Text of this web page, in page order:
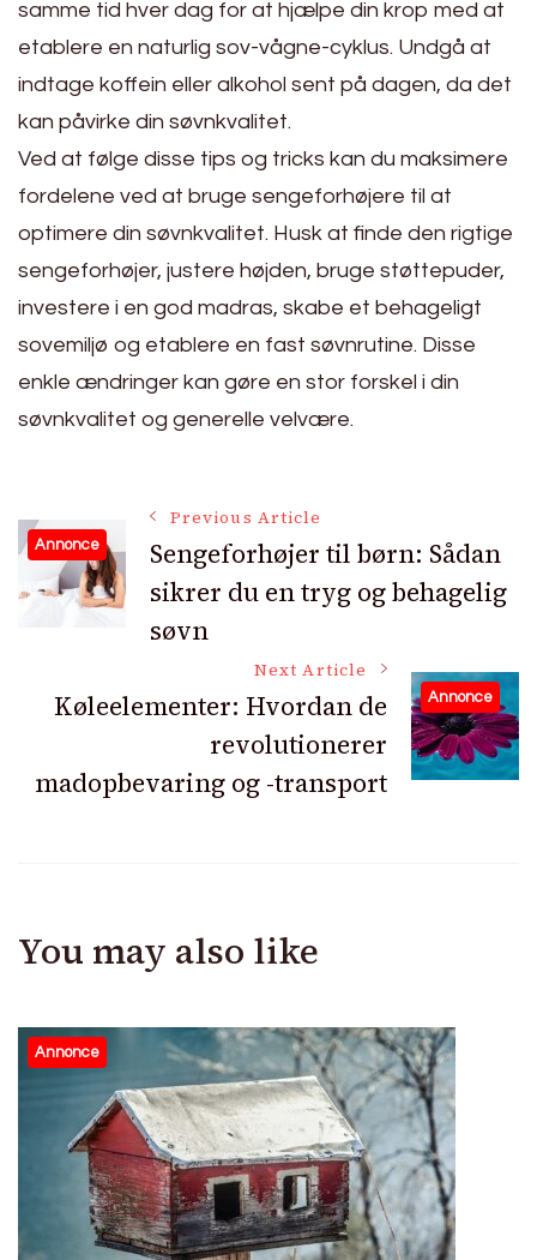
samme tid hver dag for at hjælpe din krop med at
etablere en naturlig sov-vågne-cyklus. Undgå at
indtage koffein eller alkohol sent på dagen, da det
kan påvirke din søvnkvalitet.
Ved at følge disse tips og tricks kan du maksimere
fordelene ved at bruge sengeforhøjere til at
optimere din søvnkvalitet. Husk at finde den rigtige
sengeforhøjer, justere højden, bruge støttepuder,
investere i en god madras, skabe et behageligt
sovemiljø og etablere en fast søvnrutine. Disse
enkle ændringer kan gøre en stor forskel i din
søvnkvalitet og generelle velvære.
Post
Navigation
Annonce
Previous Article
Sengeforhøjer til børn: Sådan
sikrer du en tryg og behagelig
søvn
Annonce
Next Article
Køleelementer: Hvordan de
revolutionerer
madopbevaring og -transport
You may also like
Annonce